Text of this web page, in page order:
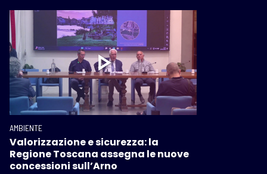
AMBIENTE
Valorizzazione e sicurezza: la
Regione Toscana assegna le nuove
concessioni sull’Arno